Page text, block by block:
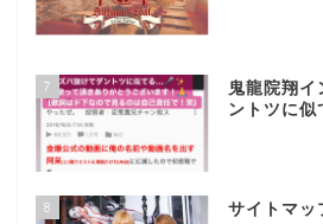
7
鬼龍院翔
ントツに似
8 サイトマッ